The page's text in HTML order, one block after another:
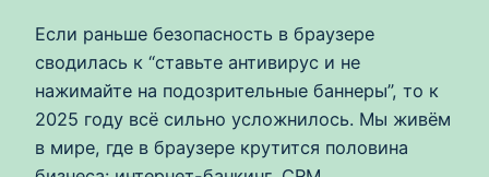
Если раньше безопасность в браузере
сводилась к “ставьте антивирус и не
нажимайте на подозрительные баннеры”, то к
2025 году всё сильно усложнилось. Мы живём
в мире, где в браузере крутится половина